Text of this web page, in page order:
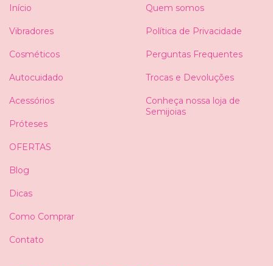
Início
Vibradores
Cosméticos
Autocuidado
Acessórios
Próteses
OFERTAS
Blog
Dicas
Como Comprar
Contato
Quem somos
Política de Privacidade
Perguntas Frequentes
Trocas e Devoluções
Conheça nossa loja de
Semijoias